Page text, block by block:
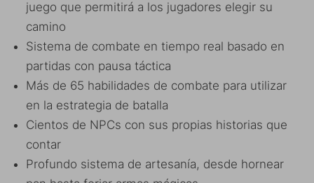
juego que permitirá a los jugadores elegir su
camino
Sistema de combate en tiempo real basado en
partidas con pausa táctica
Más de 65 habilidades de combate para utilizar
en la estrategia de batalla
Cientos de NPCs con sus propias historias que
contar
Profundo sistema de artesanía, desde hornear